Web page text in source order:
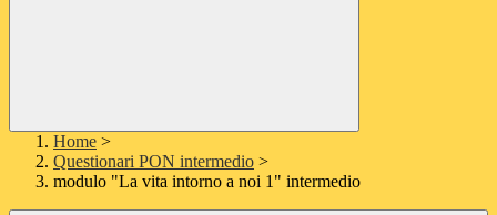
Home >
Questionari PON intermedio >
modulo "La vita intorno a noi 1" intermedio